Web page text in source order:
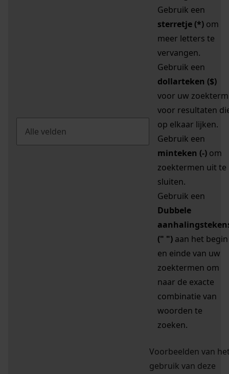
Gebruik een
sterretje (*) om
meer letters te
vervangen.
Gebruik een
dollarteken ($)
voor uw zoekterm
voor resultaten
op elkaar lijken.
Gebruik een
minteken (-) om
zoektermen uit te
sluiten.
Gebruik een
Dubbele
(" ") aan het begin
en einde van uw
zoektermen om
naar de exacte
combinatie van
woorden te
zoeken.
Voorbeelden van
gebruik van deze